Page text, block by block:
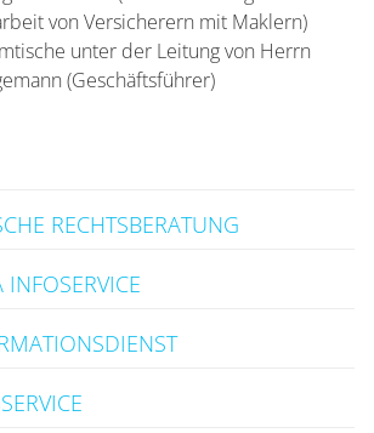
von Versicherern mit Maklern)
unter der Leitung von Herrn
(Geschäftsführer)
RECHTSBERATUNG
INFOSERVICE